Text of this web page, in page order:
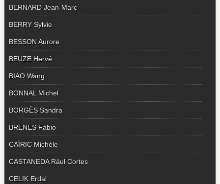
BERNARD Jean-Marc
BERRY Sylvie
BESSON Aurore
BEUZE Hervé
BIAO Wang
BONNAL Michel
BORGÈS Sandra
BRENES Fabio
CAÏRIC Michèle
CASTANEDA Räul Cortes
CELIK Erdal